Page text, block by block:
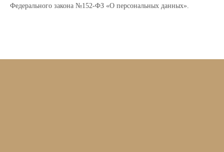
Федерального закона №152-ФЗ «О персональных данных».